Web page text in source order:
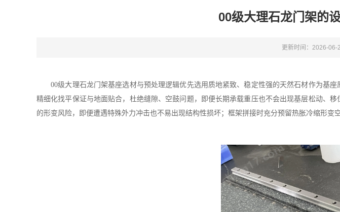
00级大理石龙门架的
更新时间：2026-06-
00级大理石龙门架基座选材与预处理逻辑优先选用质地紧致、稳定性强的天然石材作为基座
精细化找平保证与地面贴合，杜绝缝隙、空鼓问题，即便长期承载重压也不会出现基层松动、
的形变风险，即便遭遇特殊外力冲击也不易出现结构性损坏；框架拼接时充分预留热胀冷缩形变